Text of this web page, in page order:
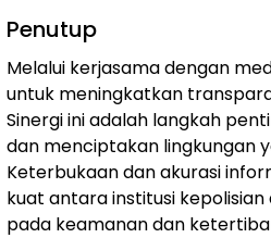
Penutup
Melalui kerjasama dengan
untuk meningkatkan
Sinergi ini adalah langkah
dan menciptakan lingkungan
Keterbukaan dan akurasi
kuat antara institusi
pada keamanan dan